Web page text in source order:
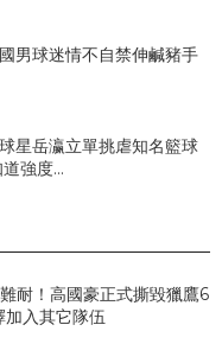
男球迷情不自禁伸鹹豬手
星岳瀛立單挑虐知名籃球
強度...
耐！高國豪正式撕毀獵鷹6
加入其它隊伍